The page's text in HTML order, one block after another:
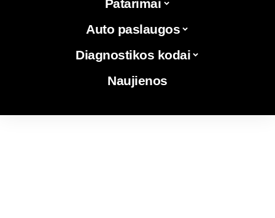
Patarimai
Auto paslaugos
Diagnostikos kodai
Naujienos